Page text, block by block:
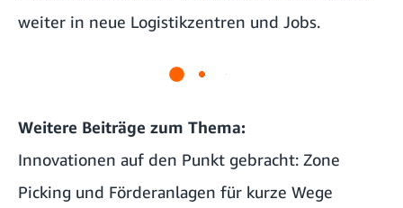
weiter in neue Logistikzentren und Jobs.
Weitere Beiträge zum Thema:
Innovationen auf den Punkt gebracht: Zone
Picking und Förderanlagen für kurze Wege